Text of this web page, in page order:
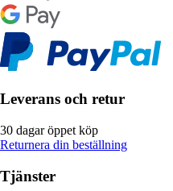
Leverans och retur
30 dagar öppet köp
Returnera din beställning
Tjänster